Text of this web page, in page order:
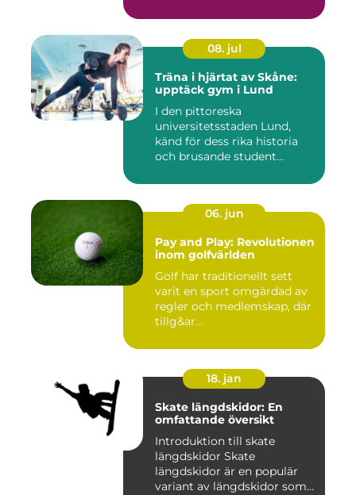
08. jul
Träna i hjärtat av Skåne:
upptäck gym i Lund
I den pittoreska
universitetsstaden Lund,
känd för dess rika historia
och brusande student...
06. jun
Pay and Play: Revolutionen
inom golfvärlden
Golf har traditionellt sett
varit en sport omgärdad av
regler och medlemskap, där
tillg&ar...
18. jan
Skate längdskidor: En
omfattande översikt
Introduktion till skate
längdskidor Skate
längdskidor är en populär
variant av längdskidor som